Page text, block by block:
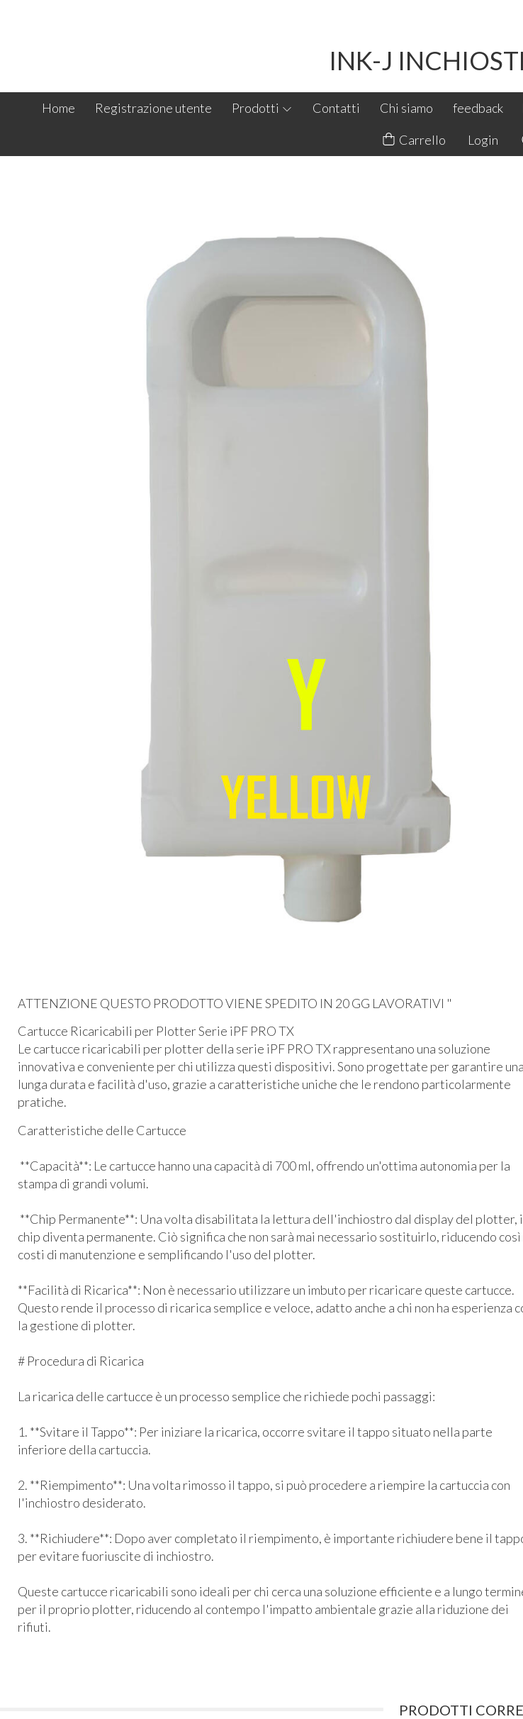
INK-J
Home Registrazione utente Prodotti Contatti Chi siamo feedback
Carrello Login
ATTENZIONE QUESTO PRODOTTO VIENE SPEDITO IN 20 GG LAVORATIVI "
Cartucce Ricaricabili per Plotter Serie iPF PRO TX
Le cartucce ricaricabili per plotter della serie iPF PRO TX rappresentano una soluzione
innovativa e conveniente per chi utilizza questi dispositivi. Sono progettate per garantire una
lunga durata e facilità d'uso, grazie a caratteristiche uniche che le rendono particolarmente
pratiche.
Caratteristiche delle Cartucce
**Capacità**: Le cartucce hanno una capacità di 700 ml, offrendo un'ottima autonomia per la
stampa di grandi volumi.
**Chip Permanente**: Una volta disabilitata la lettura dell'inchiostro dal display del plotter,
chip diventa permanente. Ciò significa che non sarà mai necessario sostituirlo, riducendo così
costi di manutenzione e semplificando l'uso del plotter.
**Facilità di Ricarica**: Non è necessario utilizzare un imbuto per ricaricare queste cartucce.
Questo rende il processo di ricarica semplice e veloce, adatto anche a chi non ha esperienza
la gestione di plotter.
# Procedura di Ricarica
La ricarica delle cartucce è un processo semplice che richiede pochi passaggi:
1. **Svitare il Tappo**: Per iniziare la ricarica, occorre svitare il tappo situato nella parte
inferiore della cartuccia.
2. **Riempimento**: Una volta rimosso il tappo, si può procedere a riempire la cartuccia con
l'inchiostro desiderato.
3. **Richiudere**: Dopo aver completato il riempimento, è importante richiudere bene il
per evitare fuoriuscite di inchiostro.
Queste cartucce ricaricabili sono ideali per chi cerca una soluzione efficiente e a lungo
per il proprio plotter, riducendo al contempo l'impatto ambientale grazie alla riduzione dei
rifiuti.
PRODOTTI